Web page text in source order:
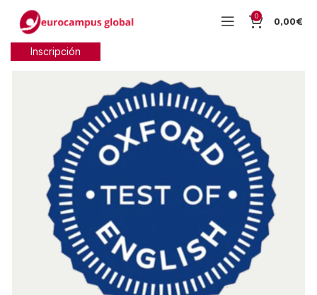
0 0,00€
Inscripción